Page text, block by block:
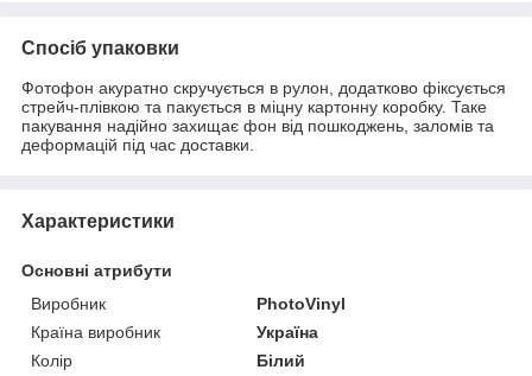
Спосіб упаковки
Фотофон акуратно скручується в рулон, додатково фіксується
стрейч-плівкою та пакується в міцну картонну коробку. Таке
пакування надійно захищає фон від пошкоджень, заломів та
деформацій під час доставки.
Характеристики
Основні атрибути
Виробник
PhotoVinyl
Країна виробник
Україна
Колір
Білий